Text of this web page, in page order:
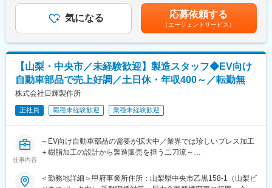
電源装置や基板実装、装置組立を中心としたEMS（受託生産）事
業を展開しています。
■業務の魅力
モノづくりの全体像を俯瞰しながら顧客満足度に直結するやりが
いを実感でき、安定基盤のもと長期的にスキルアップ可能です。
■就業環境
完全週休2日制・年間休日124日＋計画年休3日、平均残業20時間
以内。マイカー通勤など柔軟な働き方が可能です。
創業80年以上の安定した経営基盤と業界大手との長年の信頼関
係。福利厚生も充実しており、長期的なキャリア形成を全力でサ
変更の範囲：会社の定める業務
高い製品展開が進んでいます。品質に対する要求水準が大きく引
き上げられつつある背景を踏まえ、既存の品質保証体制を新製品
ていただきたいと考えています。
■職務内容
◇新製品向けの品質マネジメントシステム（ISO9001／
IATF16949）の構築・改訂・運用
└ISO9001は取得済みであるため、新製品向けの調整を想定して
います。
◇社内システム部門と協業しながら、設備データを活用した統計
的な品質データ分析、傾向管理
※品質保証本部長が中心となってサポートしますので、これまでの
年2回賃金はあくまでも目安の金額であり、選考を通じて上下する
可能性があります。月給(月額)は固定手当を含めた表記です。
気になる 応募依頼する
（エージェントサービス）
【山梨・中央市／未経験歓迎】製造スタッフ◆EV向け
自動車部品で売上好調／土日休・年収400～／転勤無
株式会社日輝製作所
正社員 職種未経験歓迎 業種未経験歓迎
仕事内容
～EV向け自動車部品の需要が拡大中／業界では珍しいプレス加工
＋樹脂加工の設計から製造販売を担う二刀流～
■職務内容：
エンジニアリングプラスチックと呼ばれる樹脂を使って、車載電
＜勤務地詳細＞甲府事業所住所：山梨県中央市乙黒158-1（山梨ビ